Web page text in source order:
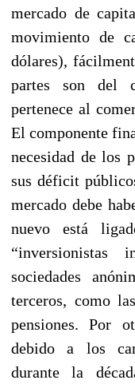
mercado de
movimiento de
dólares),
partes son del
pertenece al
El componente
necesidad de los
sus déficit
mercado debe
nuevo está
“inversionistas
sociedades
terceros, como
pensiones. Por
debido a los
durante la